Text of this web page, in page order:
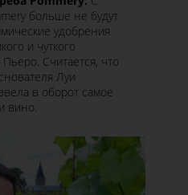
больше не будут
удобрения
и чуткого
Считается, что
Луи
в оборот самое
вино.